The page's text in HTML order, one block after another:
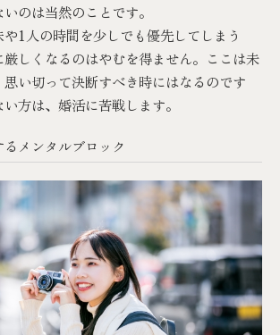
のは当然のことです。
1人の時間を少しでも優先してしまう
厳しくなるのはやむを得ません。ここは未
い切って決断すべき時にはなるのです
方は、婚活に苦戦します。
メンタルブロック